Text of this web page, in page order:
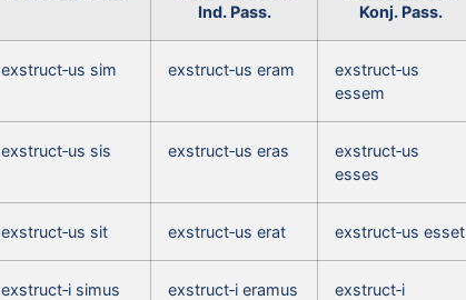
Ind. Pass.
Konj. Pass.
exstruct‑us sim exstruct‑us eram
exstruct‑us
essem
exstruct‑us sis exstruct‑us eras
exstruct‑us
esses
exstruct‑us sit exstruct‑us erat exstruct‑us esset
exstruct‑i simus exstruct‑i eramus
exstruct‑i